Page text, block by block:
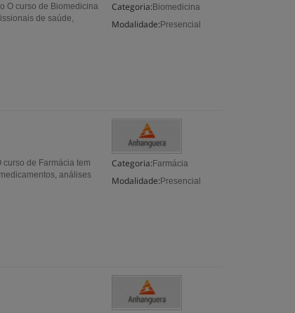
Categoria: Biomedicina
Modalidade: Presencial
O curso de Biomedicina
de saúde,
Categoria: Farmácia
Modalidade: Presencial
de Farmácia tem
análises